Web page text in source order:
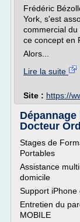
Frédéric
York, s'est
commercial
ce concept en
Alors...
Lire la suite
Site : https://
Docteur
Stages de
Portables
Assistance
domicile
Support iPhone
Entretien du
MOBILE